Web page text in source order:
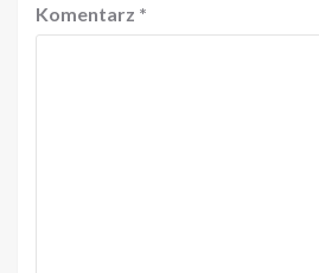
Komentarz *